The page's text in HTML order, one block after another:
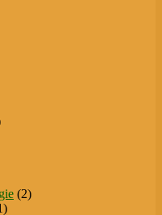
22
1